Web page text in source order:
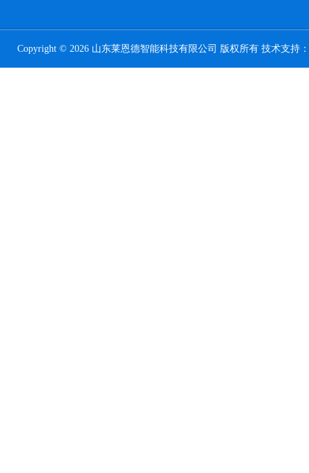
Copyright © 2026 山东莱恩德智能科技有限公司 版权所有 技术支持：